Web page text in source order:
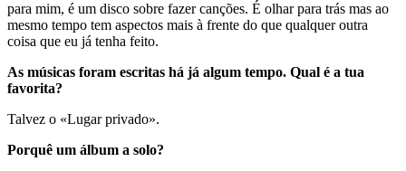
para mim, é um disco sobre fazer canções. É olhar para trás mas ao
mesmo tempo tem aspectos mais à frente do que qualquer outra
coisa que eu já tenha feito.
As músicas foram escritas há já algum tempo. Qual é a tua
favorita?
Talvez o «Lugar privado».
Porquê um álbum a solo?